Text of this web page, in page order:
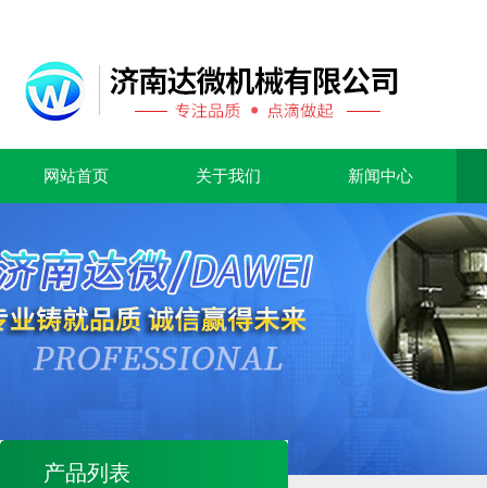
网站首页 关于我们 新闻中心
产品列表